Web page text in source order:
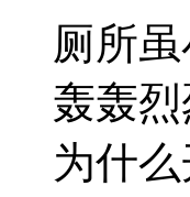
厕所
轰轰
为什